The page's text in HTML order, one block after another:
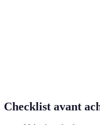
Checklist avant